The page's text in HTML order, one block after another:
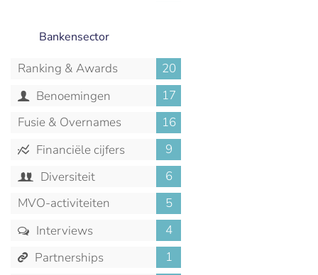
Bankensector
Ranking & Awards
20
Benoemingen
17
Fusie & Overnames
16
Financiële cijfers
9
Diversiteit
6
MVO-activiteiten
5
Interviews
4
Partnerships
1